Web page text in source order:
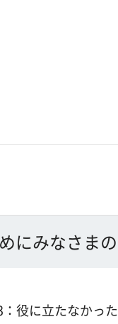
にみなさま
：役に立たなかった